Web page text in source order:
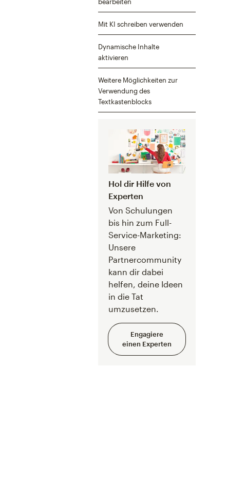
Mit KI schreiben verwenden
Dynamische Inhalte
aktivieren
Weitere Möglichkeiten zur
Verwendung des
Textkastenblocks
Hol dir Hilfe von
Experten
Von Schulungen
bis hin zum Full-
Service-Marketing:
Unsere
Partnercommunity
kann dir dabei
helfen, deine Ideen
in die Tat
umzusetzen.
Engagiere
einen Experten